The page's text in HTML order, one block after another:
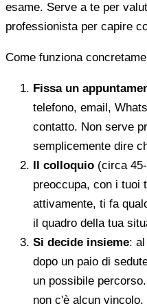
esame. Serve a te per
professionista per capire
Come funziona
Fissa un
telefono, email,
contatto. Non serve
semplicemente dire
Il colloquio (circa
preoccupa, con i tuoi
attivamente, ti fa
il quadro della tua
Si decide insieme:
dopo un paio di
un possibile
non c'è alcun vincolo.